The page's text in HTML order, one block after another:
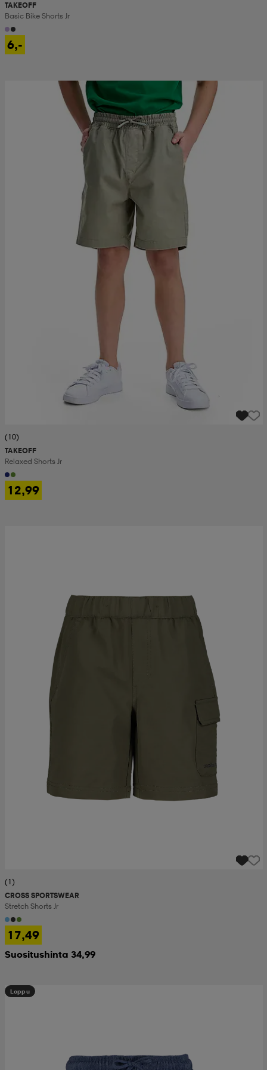
TAKEOFF
Basic Bike Shorts Jr
6,-
(10)
TAKEOFF
Relaxed Shorts Jr
12,99
(1)
CROSS SPORTSWEAR
Stretch Shorts Jr
17,49
Suositushinta 34,99
Loppu